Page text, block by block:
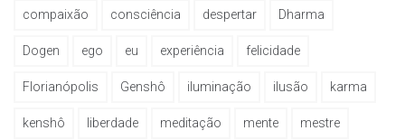
compaixão consciência despertar Dharma
Dogen ego eu experiência felicidade
Florianópolis Genshô iluminação ilusão karma
kenshô liberdade meditação mente mestre